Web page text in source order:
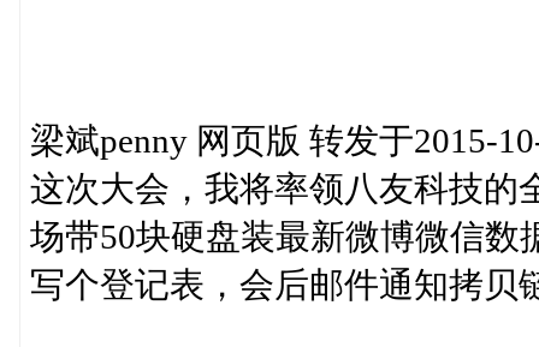
梁斌penny 网页版 转发于2015-
这次大会，我将率领八友科技的
场带50块硬盘装最新微博微信
写个登记表，会后邮件通知拷贝